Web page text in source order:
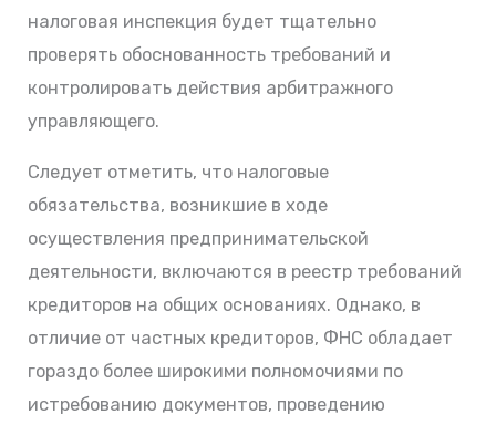
налоговая инспекция будет тщательно
проверять обоснованность требований и
контролировать действия арбитражного
управляющего.
Следует отметить, что налоговые
обязательства, возникшие в ходе
осуществления предпринимательской
деятельности, включаются в реестр требований
кредиторов на общих основаниях. Однако, в
отличие от частных кредиторов, ФНС обладает
гораздо более широкими полномочиями по
истребованию документов, проведению